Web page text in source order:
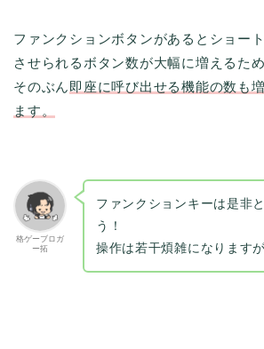
ファンクションボタンがあるとショー
させられるボタン数が大幅に増えるため
そのぶん即座に呼び出せる機能の数も
ます。
格ゲーブロガ
ー拓
ファンクションキーは是非
う！
操作は若干煩雑になります